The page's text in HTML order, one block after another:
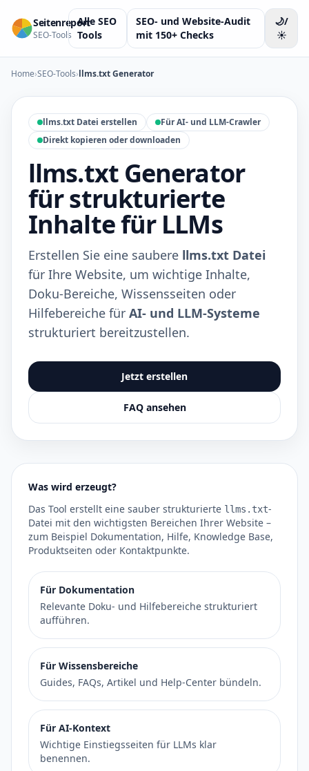
Seitenreport
SEO-Tools
Alle SEO
Tools
SEO- und Website-Audit
mit 150+ Checks
🌙/
☀️
Home›SEO-Tools›llms.txt Generator
llms.txt Datei erstellen
Für AI- und LLM-Crawler
Direkt kopieren oder downloaden
llms.txt Generator
für strukturierte
Inhalte für LLMs
Erstellen Sie eine saubere llms.txt Datei
für Ihre Website, um wichtige Inhalte,
Doku-Bereiche, Wissensseiten oder
Hilfebereiche für AI- und LLM-Systeme
strukturiert bereitzustellen.
Jetzt erstellen
FAQ ansehen
Was wird erzeugt?
Das Tool erstellt eine sauber strukturierte llms.txt-
Datei mit den wichtigsten Bereichen Ihrer Website –
zum Beispiel Dokumentation, Hilfe, Knowledge Base,
Produktseiten oder Kontaktpunkte.
Für Dokumentation
Relevante Doku- und Hilfebereiche strukturiert
aufführen.
Für Wissensbereiche
Guides, FAQs, Artikel und Help-Center bündeln.
Für AI-Kontext
Wichtige Einstiegsseiten für LLMs klar
benennen.